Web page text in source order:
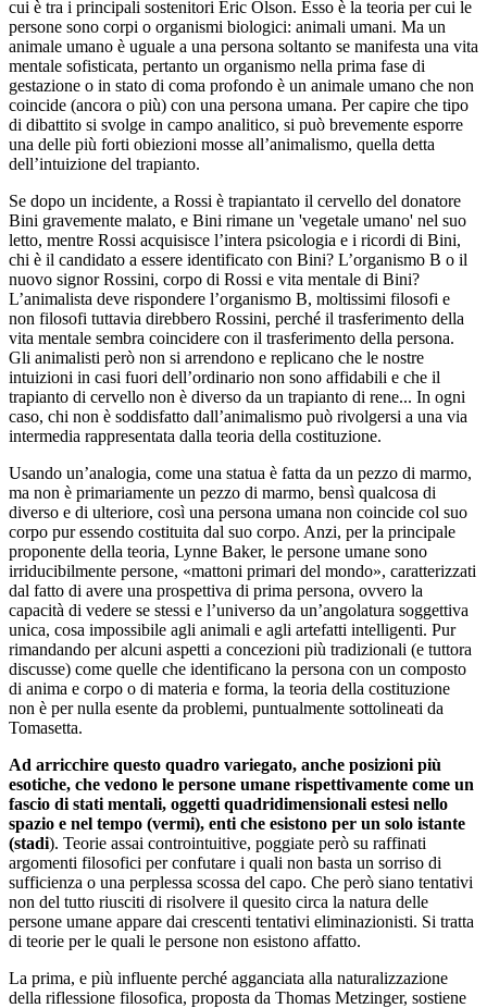
cui è tra i principali sostenitori Eric Olson. Esso è la teoria per cui le
persone sono corpi o organismi biologici: animali umani. Ma un
animale umano è uguale a una persona soltanto se manifesta una vita
mentale sofisticata, pertanto un organismo nella prima fase di
gestazione o in stato di coma profondo è un animale umano che non
coincide (ancora o più) con una persona umana. Per capire che tipo
di dibattito si svolge in campo analitico, si può brevemente esporre
una delle più forti obiezioni mosse all’animalismo, quella detta
dell’intuizione del trapianto.
Se dopo un incidente, a Rossi è trapiantato il cervello del donatore
Bini gravemente malato, e Bini rimane un 'vegetale umano' nel suo
letto, mentre Rossi acquisisce l’intera psicologia e i ricordi di Bini,
chi è il candidato a essere identificato con Bini? L’organismo B o il
nuovo signor Rossini, corpo di Rossi e vita mentale di Bini?
L’animalista deve rispondere l’organismo B, moltissimi filosofi e
non filosofi tuttavia direbbero Rossini, perché il trasferimento della
vita mentale sembra coincidere con il trasferimento della persona.
Gli animalisti però non si arrendono e replicano che le nostre
intuizioni in casi fuori dell’ordinario non sono affidabili e che il
trapianto di cervello non è diverso da un trapianto di rene... In ogni
caso, chi non è soddisfatto dall’animalismo può rivolgersi a una via
intermedia rappresentata dalla teoria della costituzione.
Usando un’analogia, come una statua è fatta da un pezzo di marmo,
ma non è primariamente un pezzo di marmo, bensì qualcosa di
diverso e di ulteriore, così una persona umana non coincide col suo
corpo pur essendo costituita dal suo corpo. Anzi, per la principale
proponente della teoria, Lynne Baker, le persone umane sono
irriducibilmente persone, «mattoni primari del mondo», caratterizzati
dal fatto di avere una prospettiva di prima persona, ovvero la
capacità di vedere se stessi e l’universo da un’angolatura soggettiva
unica, cosa impossibile agli animali e agli artefatti intelligenti. Pur
rimandando per alcuni aspetti a concezioni più tradizionali (e tuttora
discusse) come quelle che identificano la persona con un composto
di anima e corpo o di materia e forma, la teoria della costituzione
non è per nulla esente da problemi, puntualmente sottolineati da
Tomasetta.
Ad arricchire questo quadro variegato, anche posizioni più
esotiche, che vedono le persone umane rispettivamente come un
fascio di stati mentali, oggetti quadridimensionali estesi nello
spazio e nel tempo (vermi), enti che esistono per un solo istante
(stadi). Teorie assai controintuitive, poggiate però su raffinati
argomenti filosofici per confutare i quali non basta un sorriso di
sufficienza o una perplessa scossa del capo. Che però siano tentativi
non del tutto riusciti di risolvere il quesito circa la natura delle
persone umane appare dai crescenti tentativi eliminazionisti. Si tratta
di teorie per le quali le persone non esistono affatto.
La prima, e più influente perché agganciata alla naturalizzazione
della riflessione filosofica, proposta da Thomas Metzinger, sostiene